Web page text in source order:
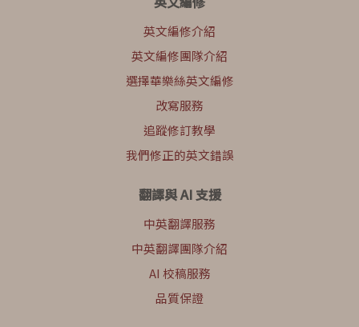
英文編修介紹
英文編修團隊介紹
選擇華樂絲英文編修
改寫服務
追蹤修訂教學
我們修正的英文錯誤
翻譯與 AI 支援
中英翻譯服務
中英翻譯團隊介紹
AI 校稿服務
品質保證